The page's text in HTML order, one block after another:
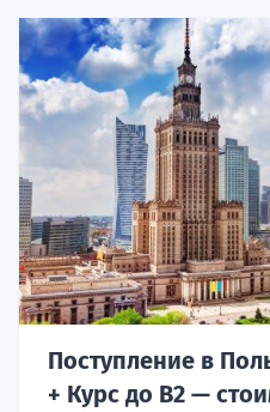
Поступление в
+ Курс до B2 —